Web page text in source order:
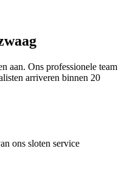
aan. Ons professionele team
arriveren binnen 20
ons sloten service